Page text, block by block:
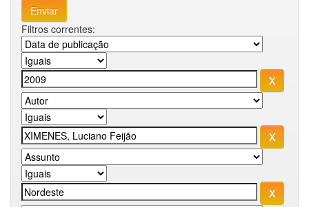
Filtros correntes: